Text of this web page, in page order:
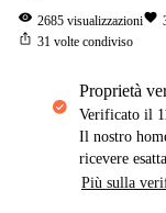
visibility 2685 visualizzazionifavorite
ios_share 31 volte condiviso
proprietà
Verificato il
Il nostro
ricevere
Più sulla